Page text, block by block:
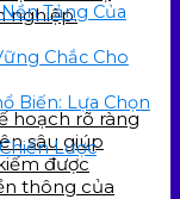
nghiệp.
hoạch rõ ràng
sâu giúp
được
thông của
Tảng Của
Chắc Cho
Biến: Lựa Chọn
Lược